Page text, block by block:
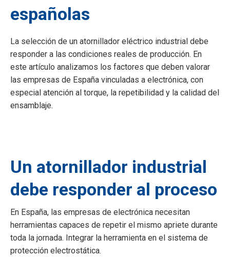
españolas
La selección de un atornillador eléctrico industrial debe
responder a las condiciones reales de producción. En
este artículo analizamos los factores que deben valorar
las empresas de España vinculadas a electrónica, con
especial atención al torque, la repetibilidad y la calidad del
ensamblaje.
Un atornillador industrial
debe responder al proceso
En España, las empresas de electrónica necesitan
herramientas capaces de repetir el mismo apriete durante
toda la jornada. Integrar la herramienta en el sistema de
protección electrostática.